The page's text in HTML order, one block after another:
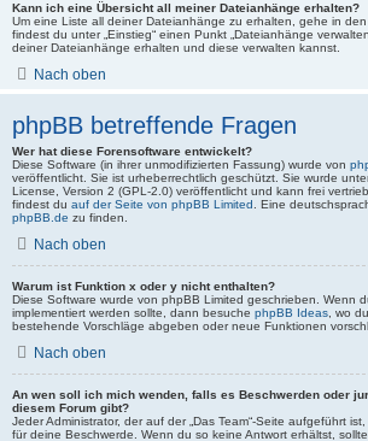
Kann ich eine Übersicht all meiner Dateianhänge erhalten?
Um eine Liste all deiner Dateianhänge zu erhalten, gehe in
findest du unter „Einstieg“ einen Punkt „Dateianhänge
deiner Dateianhänge erhalten und diese verwalten kannst.
Nach oben
phpBB betreffende Fragen
Wer hat diese Forensoftware entwickelt?
Diese Software (in ihrer unmodifizierten Fassung) wurde von
veröffentlicht. Sie ist urheberrechtlich geschützt. Sie wurde
License, Version 2 (GPL-2.0) veröffentlicht und kann frei
findest du auf der Seite von phpBB Limited . Eine
phpBB.de zu finden.
Nach oben
Warum ist Funktion x oder y nicht enthalten?
Diese Software wurde von phpBB Limited geschrieben. Wenn
implementiert werden sollte, dann besuche phpBB Ideas , wo
bestehende Vorschläge abgeben oder neue Funktionen
Nach oben
An wen soll ich mich wenden, falls es Beschwerden oder
diesem Forum gibt?
Jeder Administrator, der auf der „Das Team“-Seite aufgeführt
für deine Beschwerde. Wenn du so keine Antwort erhältst,